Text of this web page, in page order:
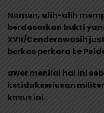
Namun, alih-alih
berdasarkan bukti
XVII/Cenderawasih
berkas perkara ke
awer menilai hal ini
ketidakseriusan
kasus ini.